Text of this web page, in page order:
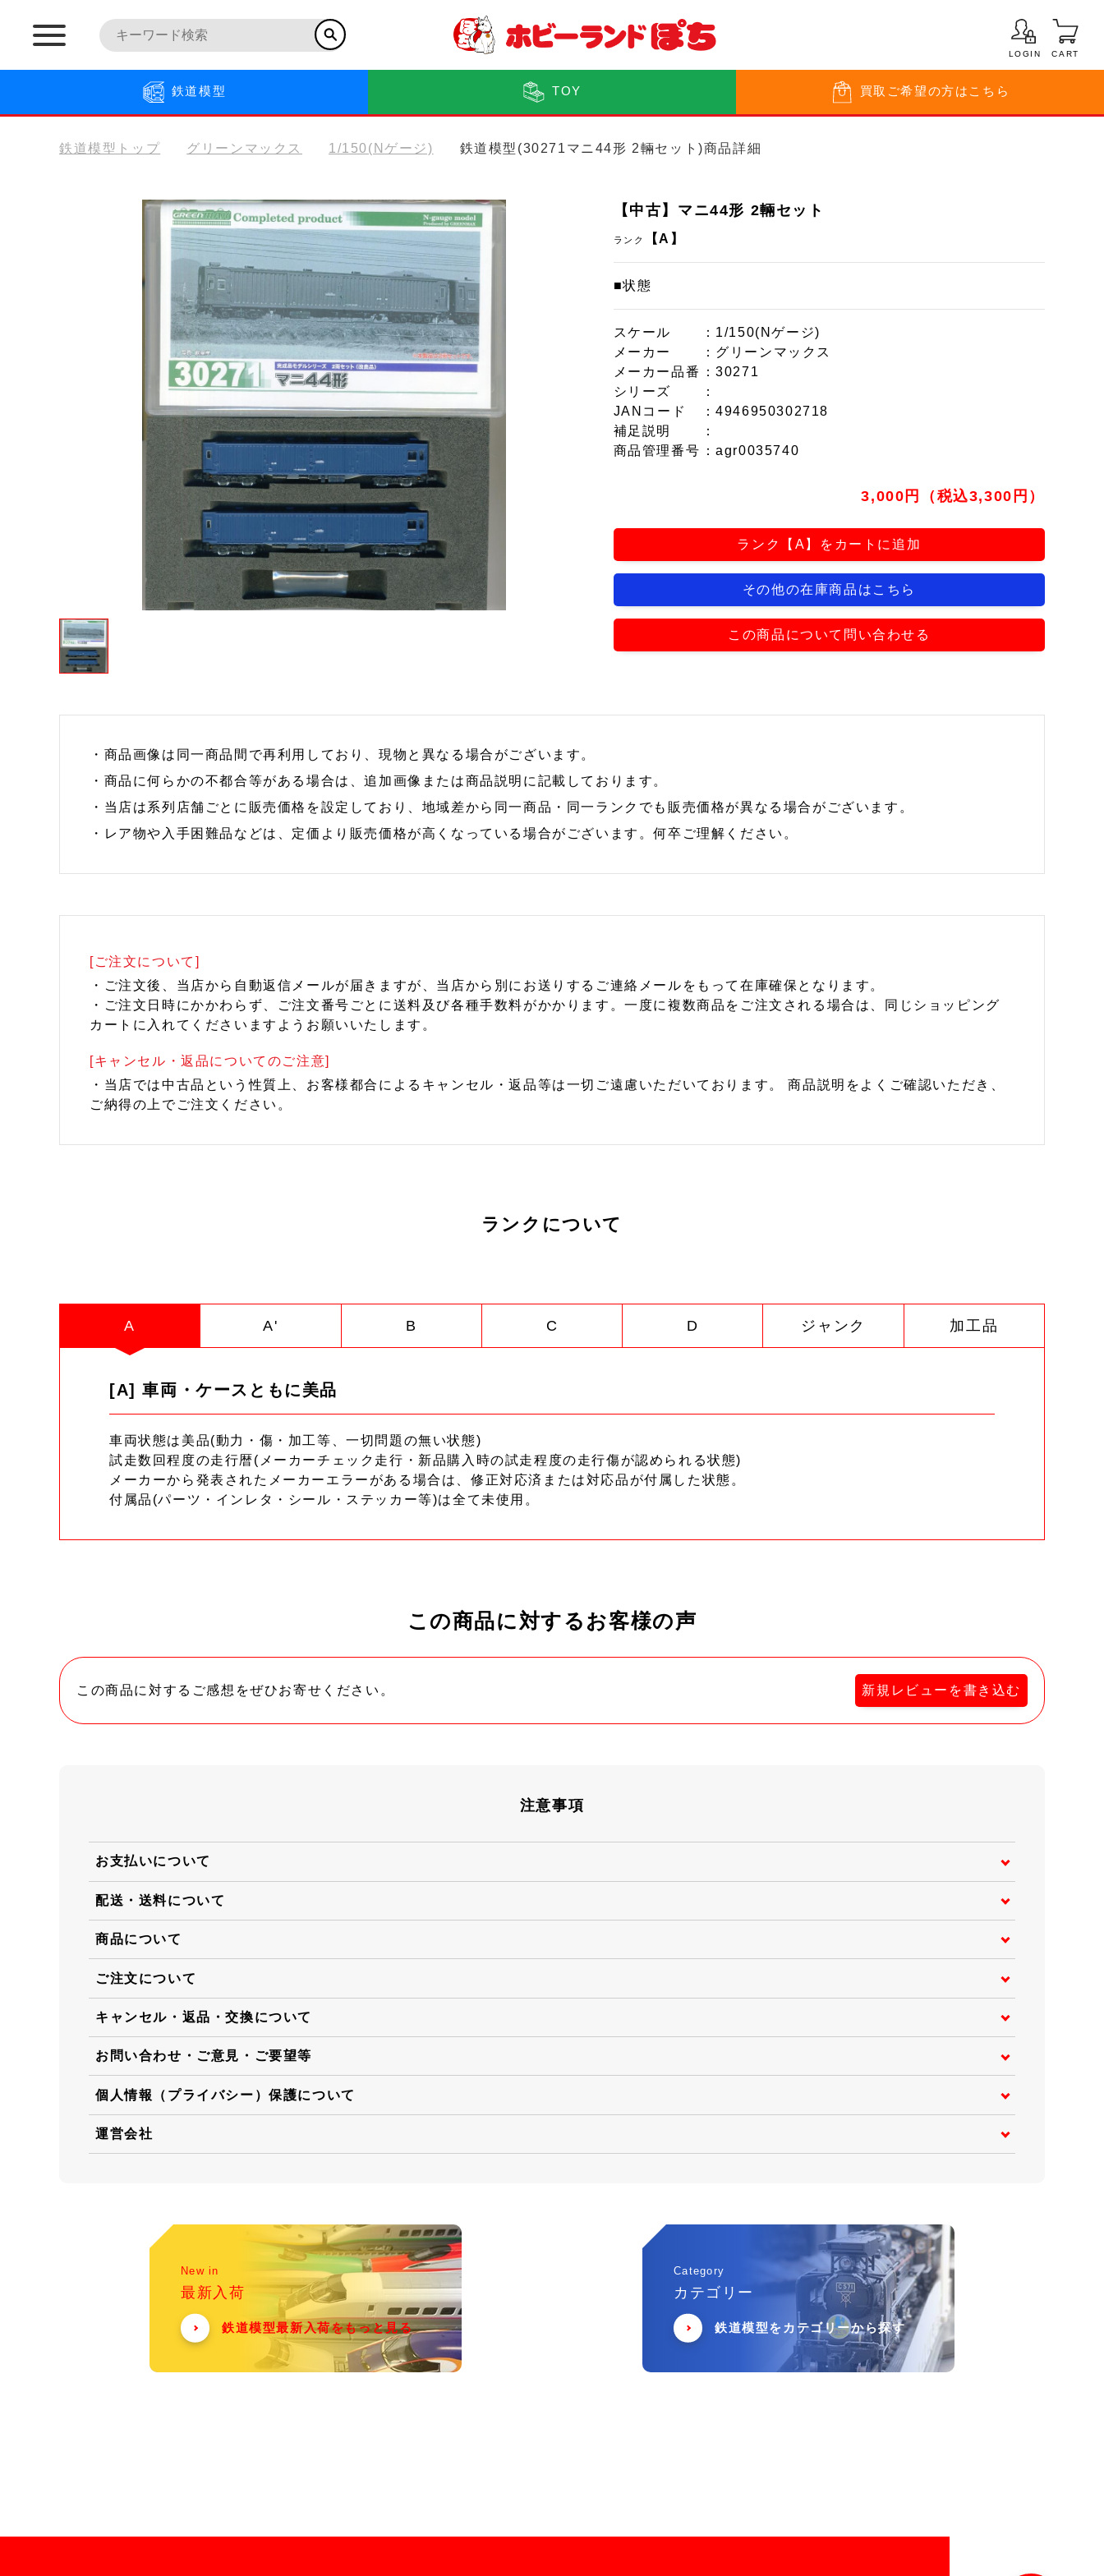
LOGIN CART
鉄道模型 TOY 買取 ご希望の方はこちら
鉄道模型トップ グリーンマックス 1/150(Nゲージ) 鉄道模型(30271マニ44形 2輛セット)商品詳細
【中古】マニ44形 2輛セット
ランク 【A】
■状態
スケール
：1/150(Nゲージ)
メーカー
：グリーンマックス
メーカー品番
：30271
シリーズ
：
JANコード
：4946950302718
補足説明
：
商品管理番号 ：agr0035740
3,000円（税込3,300円）
ランク【A】をカートに追加
その他の在庫商品はこちら
この商品について問い合わせる
・商品画像は同一商品間で再利用しており、現物と異なる場合がございます。
・商品に何らかの不都合等がある場合は、追加画像または商品説明に記載しております。
・当店は系列店舗ごとに販売価格を設定しており、地域差から同一商品・同一ランクでも販売価格が異なる場合がございます。
・レア物や入手困難品などは、定価より販売価格が高くなっている場合がございます。何卒ご理解ください。
[ご注文について]
・ご注文後、当店から自動返信メールが届きますが、当店から別にお送りするご連絡メールをもって在庫確保となります。
・ご注文日時にかかわらず、ご注文番号ごとに送料及び各種手数料がかかります。一度に複数商品をご注文される場合は、同じショッピング
カートに入れてくださいますようお願いいたします。
[キャンセル・返品についてのご注意]
・当店では中古品という性質上、お客様都合によるキャンセル・返品等は一切ご遠慮いただいております。 商品説明をよくご確認いただき、
ご納得の上でご注文ください。
ランクについて
A A' B C D ジャンク 加工品
[A] 車両・ケースともに美品
車両状態は美品(動力・傷・加工等、一切問題の無い状態)
試走数回程度の走行暦(メーカーチェック走行・新品購入時の試走程度の走行傷が認められる状態)
メーカーから発表されたメーカーエラーがある場合は、修正対応済または対応品が付属した状態。
付属品(パーツ・インレタ・シール・ステッカー等)は全て未使用。
この商品に対するお客様の声
この商品に対するご感想をぜひお寄せください。 新規レビューを書き込む
注意事項
お支払いについて
配送・送料について
商品について
ご注文について
キャンセル・返品・交換について
お問い合わせ・ご意見・ご要望等
個人情報（プライバシー）保護について
運営会社
New in
最新入荷
鉄道模型最新入荷をもっと見る
Category
カテゴリー
鉄道模型をカテゴリーから探す